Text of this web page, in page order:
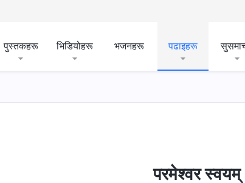
पुस्तकहरू भिडियोहरू भजनहरू पढाइहरू
परमेश्‍वर स्वयम्